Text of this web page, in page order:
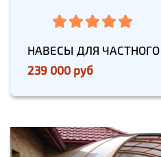
НАВЕСЫ ДЛЯ
239 000 руб